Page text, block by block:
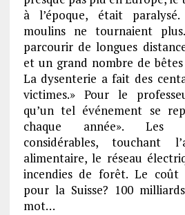
à l’époque, était
moulins ne tournaient
parcourir de longues
et un grand nombre de
La dysenterie a fait des
victimes.» Pour le
qu’un tel événement se
chaque année». Les
considérables, touchant
alimentaire, le réseau
incendies de forêt. Le coût
pour la Suisse? 100
mot…